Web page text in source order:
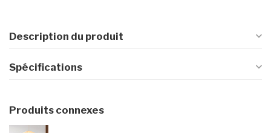
Description du produit
Spécifications
Produits connexes